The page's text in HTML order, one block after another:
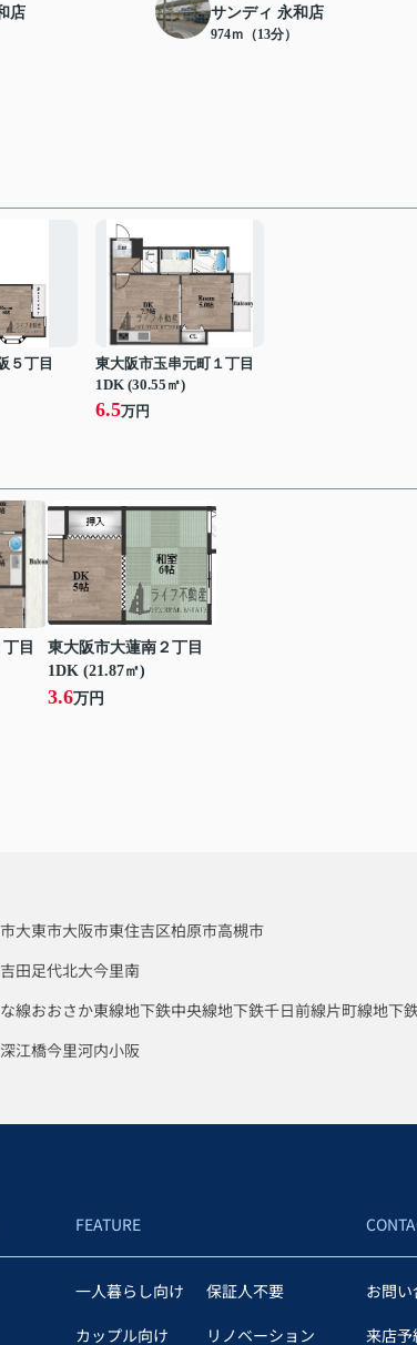
店 サンディ 永和店
974ｍ（13分）
５丁目
東大阪市玉串元町１丁目
1DK (30.55㎡)
6.5万円
目
東大阪市大蓮南２丁目
1DK (21.87㎡)
3.6万円
大東市大阪市東住吉区柏原市高槻市
吉田足代北大今里南
線おおさか東線地下鉄中央線地下鉄千日前線片町線地下
深江橋今里河内小阪
FEATURE
一人暮らし向け
保証人不要
カップル向け
リノベーション
お問
来店予